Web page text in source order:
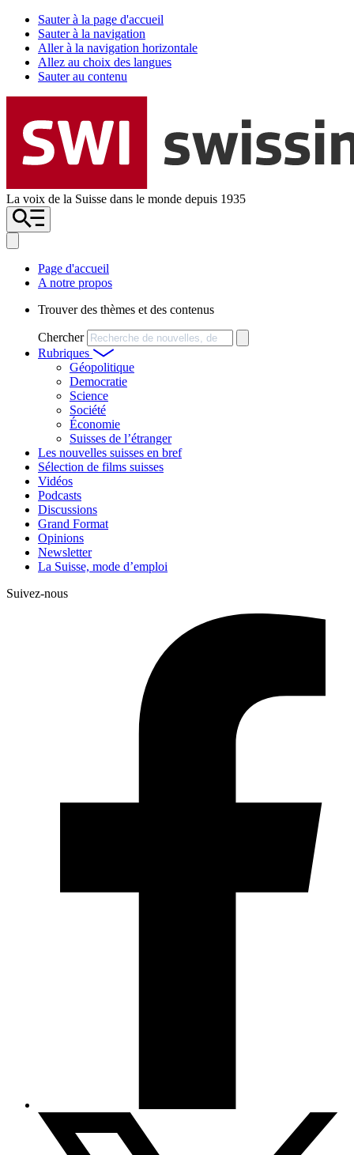
Sauter à la page d'accueil
Sauter à la navigation
Aller à la navigation horizontale
Allez au choix des langues
Sauter au contenu
La voix de la Suisse dans le monde depuis 1935
Page d'accueil
A notre propos
Trouver des thèmes et des contenus
Chercher
Rubriques
Géopolitique
Democratie
Science
Société
Économie
Suisses de l’étranger
Les nouvelles suisses en bref
Sélection de films suisses
Vidéos
Podcasts
Discussions
Grand Format
Opinions
Newsletter
La Suisse, mode d’emploi
Suivez-nous